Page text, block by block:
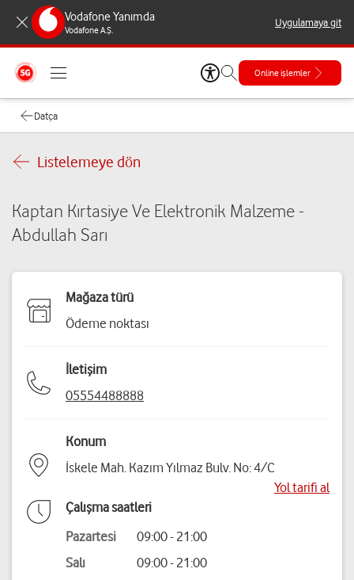
Vodafone Yanımda
Vodafone A.Ş.
Uygulamaya git
Online işlemler
Datça
Listelemeye dön
Kaptan Kırtasiye Ve Elektronik Malzeme -
Abdullah Sarı
Mağaza türü
Ödeme noktası
İletişim
05554488888
Konum
İskele Mah. Kazım Yılmaz Bulv. No: 4/C
Yol tarifi al
Çalışma saatleri
Pazartesi
09:00 - 21:00
Salı
09:00 - 21:00